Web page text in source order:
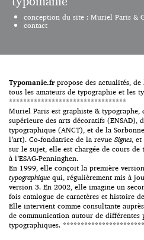
pédagogique d’un grand
caractère de l’histoire
typographique. Cliquez sur une
qui m’assiste pour ce cours.
conception du site : Muriel Paris &
contact
Typomanie.fr propose des actualités,
tous les amateurs de typographie et les
*********************************
Muriel Paris est graphiste & typographe,
supérieure des arts décoratifs (ENSAD),
typographique (ANCT), et de la
l’art). Co-fondatrice de la revue Signes, et
sur le sujet, elle est chargée de cours
à l’ESAG-Penninghen.
En 1999, elle conçoit la première
typographique qui, régulièrement mis à
version 3. En 2002, elle imagine un
fois catalogue de caractères et histoire
Elle intervient comme consultante
de communication autour de différentes
typographiques.